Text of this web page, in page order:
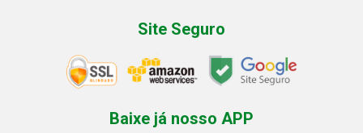
Site Seguro
Baixe já nosso APP